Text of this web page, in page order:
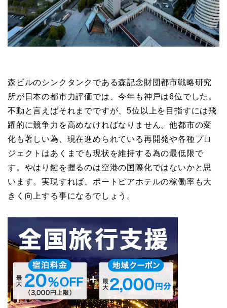
森ビルのシンクタンクである森記念財団都市戦略研究
所が日本の都市力評価では、今年も神戸は6位でした。
不動と言えばそれまでですが、5位以上を目指すには飛
躍的に競争力を高めなければなりません。他都市の変
化も著しい為、現在進められている再開発や各種プロ
ジェクトはあくまでも現状を維持する為の最低限で
す。やはり鍵を握るのは空港の国際化ではないかと思
います。実現すれば、ポートピアホテルの稼働率も大
きく向上する事になるでしょう。